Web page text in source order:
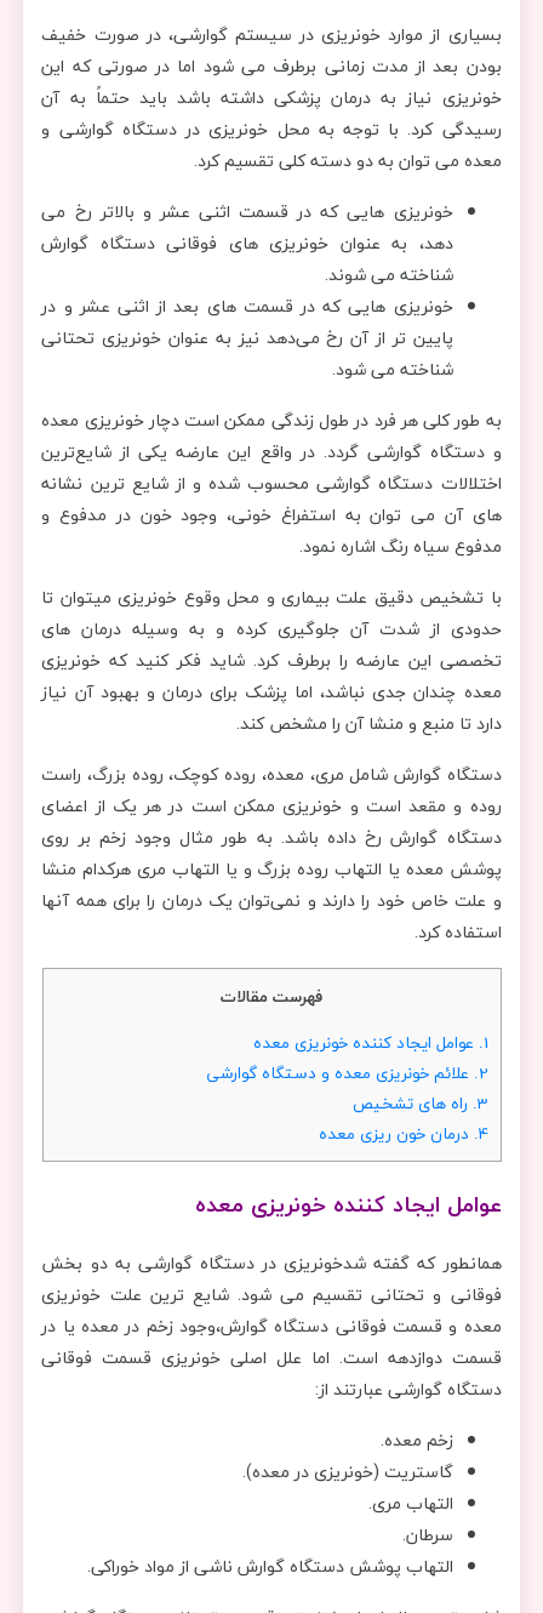
بسیاری از موارد خونریزی در سیستم گوارشی، در صورت خفیف
بودن بعد از مدت زمانی برطرف می شود اما در صورتی که این
خونریزی نیاز به درمان پزشکی داشته باشد باید حتماً به آن
رسیدگی کرد. با توجه به محل خونریزی در دستگاه گوارشی و
معده می توان به دو دسته کلی تقسیم کرد.
خونریزی هایی که در قسمت اثنی عشر و بالاتر رخ می
دهد، به عنوان خونریزی های فوقانی دستگاه گوارش
شناخته می شوند.
خونریزی هایی که در قسمت های بعد از اثنی عشر و در
پایین تر از آن رخ می‌دهد نیز به عنوان خونریزی تحتانی
شناخته می شود.
به طور کلی هر فرد در طول زندگی ممکن است دچار خونریزی معده
و دستگاه گوارشی گردد. در واقع این عارضه یکی از شایع‌ترین
اختلالات دستگاه گوارشی محسوب شده و از شایع ترین نشانه
های آن می توان به استفراغ خونی، وجود خون در مدفوع و
مدفوع سیاه رنگ اشاره نمود.
با تشخیص دقیق علت بیماری و محل وقوع خونریزی میتوان تا
حدودی از شدت آن جلوگیری کرده و به وسیله درمان های
تخصصی این عارضه را برطرف کرد. شاید فکر کنید که خونریزی
معده چندان جدی نباشد، اما پزشک برای درمان و بهبود آن نیاز
دارد تا منبع و منشا آن را مشخص کند.
دستگاه گوارش شامل مری، معده، روده کوچک، روده بزرگ، راست
روده و مقعد است و خونریزی ممکن است در هر یک از اعضای
دستگاه گوارش رخ داده باشد. به طور مثال وجود زخم بر روی
پوشش معده یا التهاب روده بزرگ و یا التهاب مری هرکدام منشا
و علت خاص خود را دارند و نمی‌توان یک درمان را برای همه آنها
استفاده کرد.
فهرست مقالات
1. عوامل ایجاد کننده خونریزی معده
2. علائم خونریزی معده و دستگاه گوارشی
3. راه های تشخیص
4. درمان خون ریزی معده
عوامل ایجاد کننده خونریزی معده
همانطور که گفته شدخونریزی در دستگاه گوارشی به دو بخش
فوقانی و تحتانی تقسیم می شود. شایع ترین علت خونریزی
معده و قسمت فوقانی دستگاه گوارش،وجود زخم در معده یا در
قسمت دوازدهه است. اما علل اصلی خونریزی قسمت فوقانی
دستگاه گوارشی عبارتند از:
زخم معده.
گاستریت (خونریزی در معده).
التهاب مری.
سرطان.
التهاب پوشش دستگاه گوارش ناشی از مواد خوراکی.